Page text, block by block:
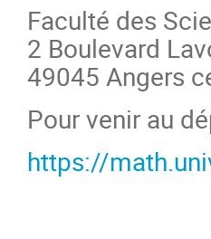
Faculté des
2 Boulevard
49045 Angers
Pour venir au
https://